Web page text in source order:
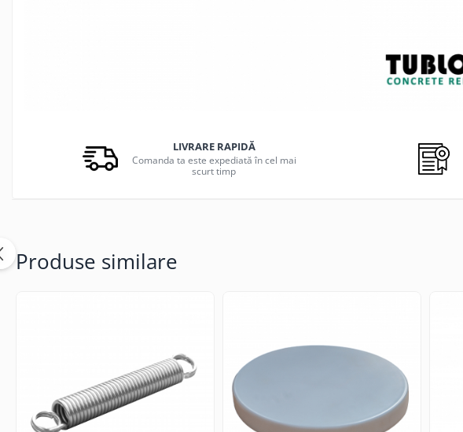
LIVRARE RAPIDĂ
Comanda ta este expediată în cel mai
scurt timp
Produse similare